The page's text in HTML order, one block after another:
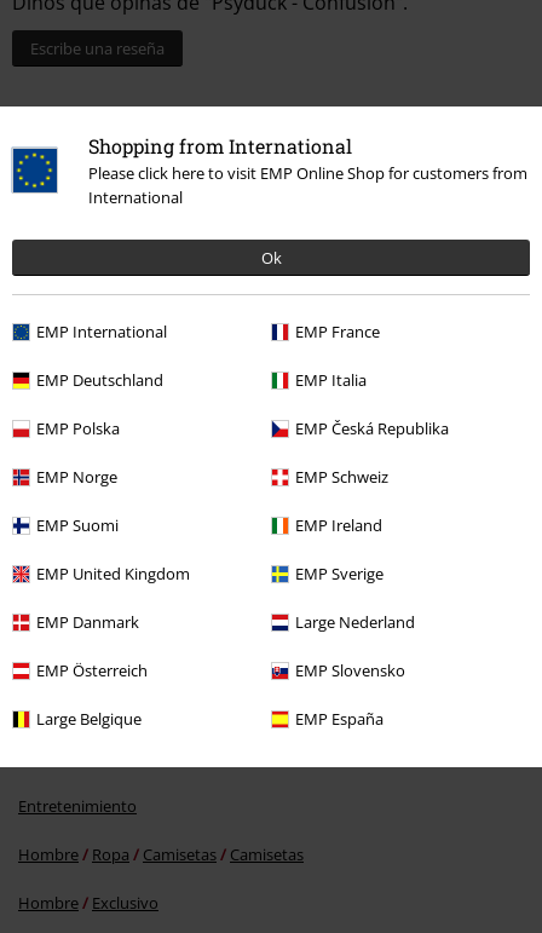
Shopping from International
Please click here to visit EMP Online Shop for customers from
International
Ok
EMP International EMP France
EMP Deutschland EMP Italia
EMP Polska EMP Česká Republika
EMP Norge EMP Schweiz
EMP Suomi EMP Ireland
EMP United Kingdom EMP Sverige
EMP Danmark Large Nederland
EMP Österreich EMP Slovensko
Large Belgique EMP España
Escribe una reseña
19,99 €
Más categorías. Más opciones
Entretenimiento
Hombre Ropa Camisetas Camisetas
Hombre Exclusivo